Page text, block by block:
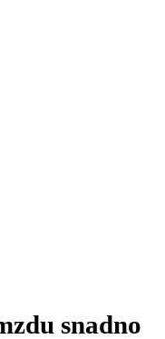
snadno